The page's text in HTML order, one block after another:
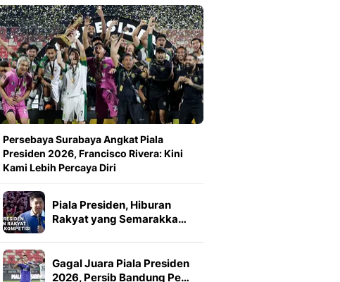
Persebaya Surabaya Angkat Piala
Presiden 2026, Francisco Rivera: Kini
Kami Lebih Percaya Diri
Piala Presiden, Hiburan
Rakyat yang Semarakka…
Gagal Juara Piala Presiden
2026, Persib Bandung Pe…